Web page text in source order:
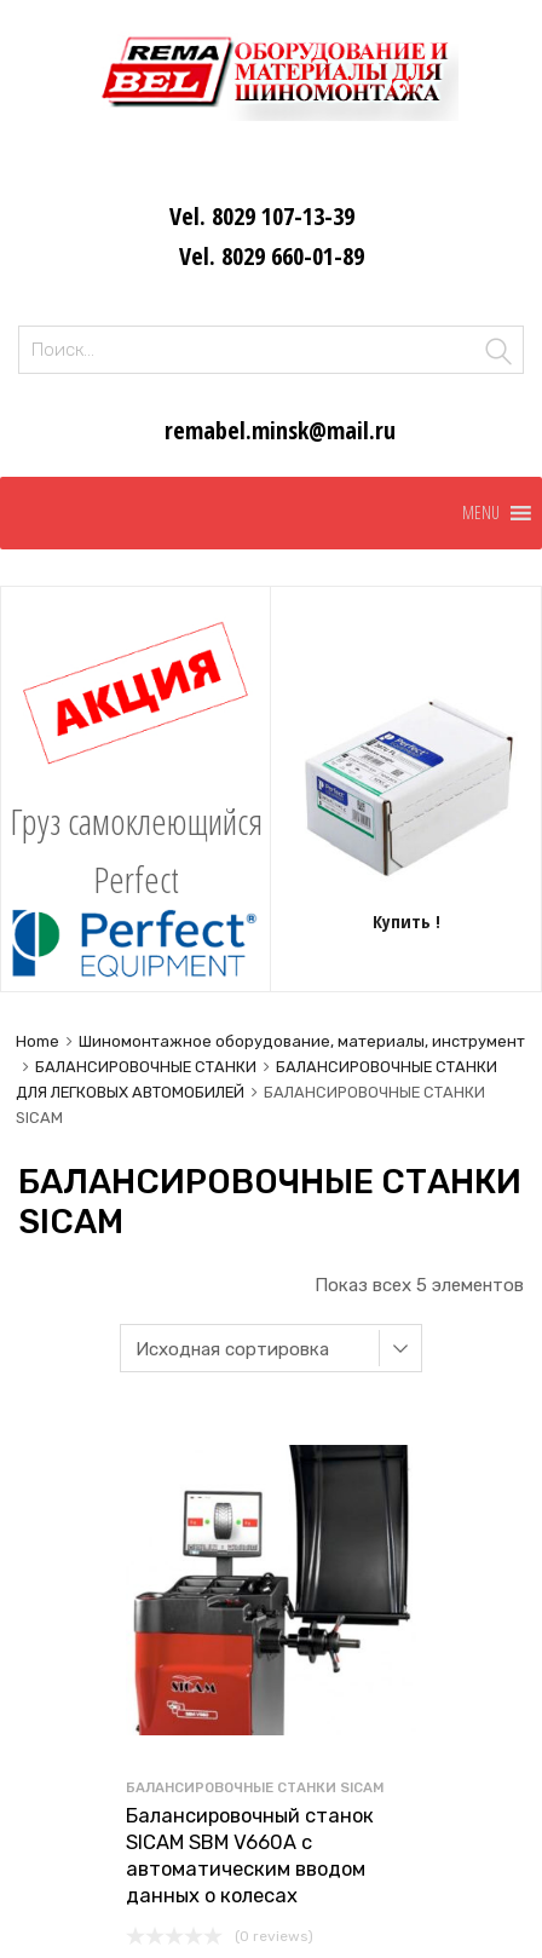
Vel. 8029 107-13-39
Vel. 8029 660-01-89
Найти:
remabel.minsk@mail.ru
content
MENU
Груз самоклеющийся
Perfect
Купить !
Home
Шиномонтажное оборудование, материалы, инструмент
БАЛАНСИРОВОЧНЫЕ СТАНКИ
БАЛАНСИРОВОЧНЫЕ СТАНКИ
ДЛЯ ЛЕГКОВЫХ АВТОМОБИЛЕЙ
БАЛАНСИРОВОЧНЫЕ СТАНКИ
SICAM
БАЛАНСИРОВОЧНЫЕ СТАНКИ
SICAM
Показ всех 5 элементов
БАЛАНСИРОВОЧНЫЕ СТАНКИ SICAM
Балансировочный станок
SICAM SBM V660A с
автоматическим вводом
данных о колесах
(0 reviews)